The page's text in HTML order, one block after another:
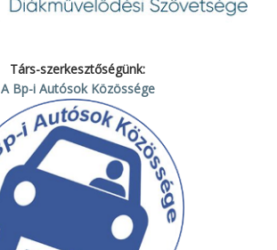
Társ-szerkesztőségünk:
A Bp-i Autósok Közössége